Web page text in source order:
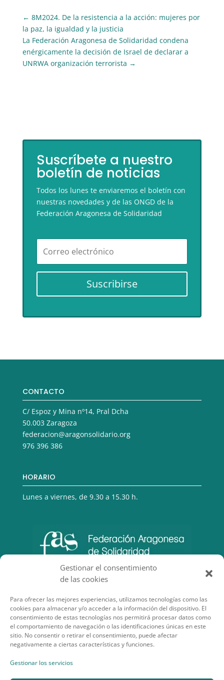
Gestionar el consentimiento
de las cookies
Para ofrecer las mejores experiencias, utilizamos tecnologías como las
cookies para almacenar y/o acceder a la información del dispositivo. El
consentimiento de estas tecnologías nos permitirá procesar datos como
el comportamiento de navegación o las identificaciones únicas en este
sitio. No consentir o retirar el consentimiento, puede afectar
negativamente a ciertas características y funciones.
Gestionar los servicios
← 8M2024. De la resistencia a la acción: mujeres por
la paz, la igualdad y la justicia
La Federación Aragonesa de Solidaridad condena
enérgicamente la decisión de Israel de declarar a
UNRWA organización terrorista →
Suscríbete a nuestro
boletín de noticias
Todos los lunes te enviaremos el boletín con
nuestras novedades y de las ONGD de la
Federación Aragonesa de Solidaridad
Suscribirse
CONTACTO
C/ Espoz y Mina nº14, Pral Dcha
50.003 Zaragoza
federacion@aragonsolidario.org
976 396 386
HORARIO
Lunes a viernes, de 9.30 a 15.30 h.
SECCIONES DE INTERÉS